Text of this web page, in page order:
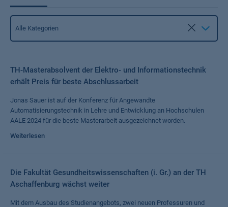
Kategorie
Alle Kategorien
TH-Masterabsolvent der Elektro- und Informationstechnik
erhält Preis für beste Abschlussarbeit
Jonas Sauer ist auf der Konferenz für Angewandte
Automatisierungstechnik in Lehre und Entwicklung an Hochschulen
AALE 2024 für die beste Masterarbeit ausgezeichnet worden.
Weiterlesen
Die Fakultät Gesundheitswissenschaften (i. Gr.) an der TH
Aschaffenburg wächst weiter
Mit dem Ausbau des Studienangebots, zwei neuen Professuren und